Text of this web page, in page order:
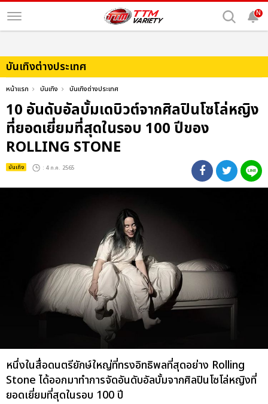
N
บันเทิงต่างประเทศ
หน้าแรก บันเทิง บันเทิงต่างประเทศ
10 อันดับอัลบั้มเดบิวต์จากศิลปินโซโล่หญิง
ที่ยอดเยี่ยมที่สุดในรอบ 100 ปีของ
ROLLING STONE
บันเทิง : 4 ก.ค. 2565
หนึ่งในสื่อดนตรียักษ์ใหญ่ที่ทรงอิทธิพลที่สุดอย่าง Rolling
Stone ได้ออกมาทำการจัดอันดับอัลบั้มจากศิลปินโซโล่หญิงที่
ยอดเยี่ยมที่สุดในรอบ 100 ปี